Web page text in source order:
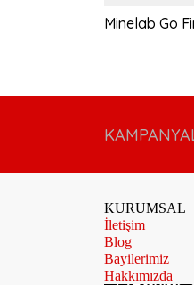
Minelab Go
KURUMSAL
İletişim
Blog
Bayilerimiz
Hakkımızda